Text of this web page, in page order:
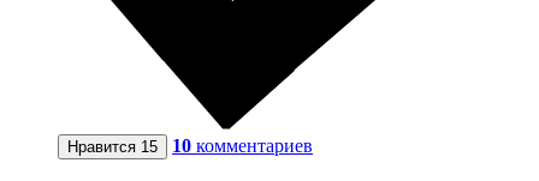
Нравится 15 10 комментариев